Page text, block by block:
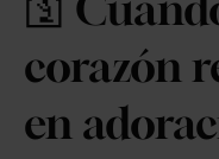
corazón
en